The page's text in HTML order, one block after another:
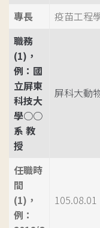
專長
疫苗工程
職務
(1)，
例：國
立屏東
科技大
學○○
系 教
授
屏科大動
任職時
間
(1)，
例：
105.08.01